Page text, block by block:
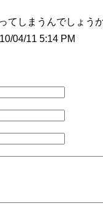
てしまうんでしょう
04/11 5:14 PM